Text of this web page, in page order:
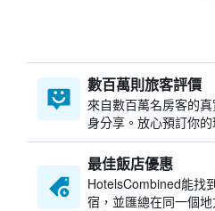
數百萬則旅客評價
來自數百萬名房客的
身分享。放心預訂你的
最佳飯店優惠
HotelsCombined​能找
宿，並匯總在同一個